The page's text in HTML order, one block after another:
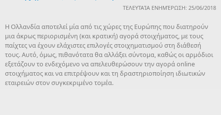
ΤΕΛΕΥΤΑΊΑ ΕΝΗΜΈΡΩΣΗ: 25/06/2018
Η Ολλανδία αποτελεί μία από τις χώρες της Ευρώπης που διατηρούν
μια άκρως περιορισμένη (και κρατική) αγορά στοιχήματος, με τους
παίχτες να έχουν ελάχιστες επιλογές στοιχηματισμού στη διάθεσή
τους. Αυτό, όμως, πιθανότατα θα αλλάξει σύντομα, καθώς οι αρμόδιοι
εξετάζουν το ενδεχόμενο να απελευθερώσουν την αγορά online
στοιχήματος και να επιτρέψουν και τη δραστηριοποίηση ιδιωτικών
εταιρειών στον συγκεκριμένο τομέα.